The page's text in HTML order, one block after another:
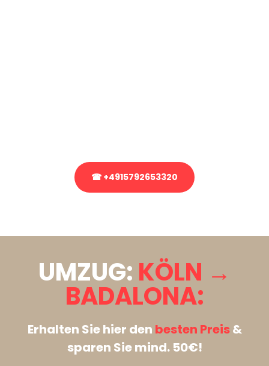
☎ +4915792653320
UMZUG: KÖLN →
BADALONA:
Erhalten Sie hier den besten Preis&
sparen Sie mind. 50€!